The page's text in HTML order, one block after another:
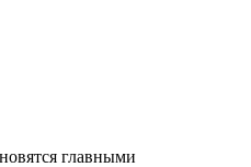
главными